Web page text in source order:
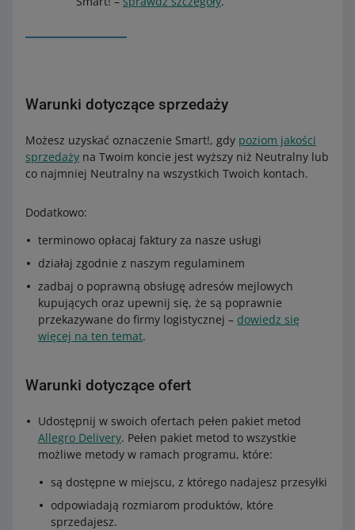
Warunki dotyczące sprzedaży
Możesz uzyskać oznaczenie Smart!, gdy poziom jakości
sprzedaży na Twoim koncie jest wyższy niż Neutralny lub
co najmniej Neutralny na wszystkich Twoich kontach.
Dodatkowo:
terminowo opłacaj faktury za nasze usługi
działaj zgodnie z naszym regulaminem
zadbaj o poprawną obsługę adresów mejlowych
kupujących oraz upewnij się, że są poprawnie
przekazywane do firmy logistycznej – dowiedz się
więcej na ten temat.
Warunki dotyczące ofert
Udostępnij w swoich ofertach pełen pakiet metod
Allegro Delivery. Pełen pakiet metod to wszystkie
możliwe metody w ramach programu, które:
są dostępne w miejscu, z którego nadajesz przesyłki
odpowiadają rozmiarom produktów, które
sprzedajesz.